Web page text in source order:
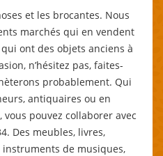
et les brocantes. Nous
marchés qui en vendent
ont des objets anciens à
n’hésitez pas, faites-
probablement. Qui
antiquaires ou en
pouvez collaborer avec
Des meubles, livres,
de musiques,